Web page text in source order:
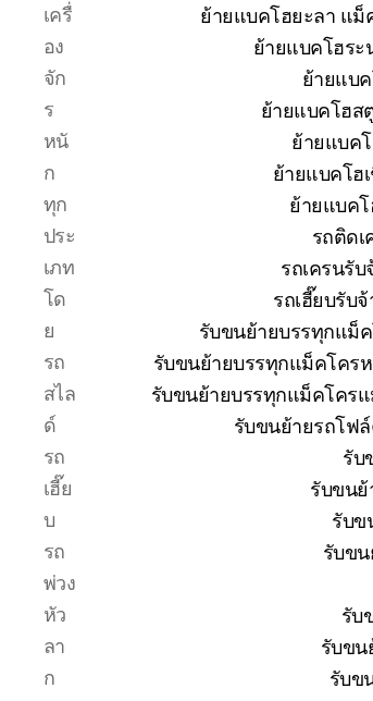
เครื่
อง
จัก
ร
หนั
ก
ทุก
ประ
เภท
โด
ย
รถ
สไล
ด์
รถ
เฮี๊ย
บ
รถ
พ่วง
หัว
ลา
ก
ย้ายแบคโฮยะลา แม็
ย้ายแบคโฮระ
ย้ายแบ
ย้ายแบคโฮส
ย้ายแบค
ย้ายแบคโฮ
ย้ายแบค
รถติดเ
รถเครนรั
รถเฮี๊ยบรับ
รับขนย้ายบรรทุกแม็
รับขนย้ายบรรทุกแม็คโคร
รับขนย้ายบรรทุกแม็คโคร
รับขนย้ายรถโฟ
รับ
รับขนย้
รับข
รับขน
รับ
รับขน
รับข